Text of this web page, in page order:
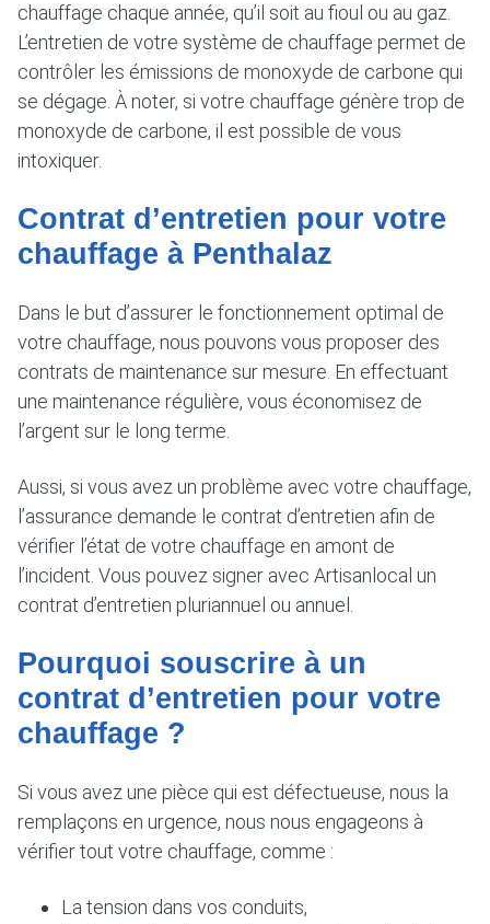
chauffage chaque année, qu’il soit au fioul ou au gaz.
L’entretien de votre système de chauffage permet de
contrôler les émissions de monoxyde de carbone qui
se dégage. À noter, si votre chauffage génère trop de
monoxyde de carbone, il est possible de vous
intoxiquer.
Contrat d’entretien pour votre
chauffage à Penthalaz
Dans le but d’assurer le fonctionnement optimal de
votre chauffage, nous pouvons vous proposer des
contrats de maintenance sur mesure. En effectuant
une maintenance régulière, vous économisez de
l’argent sur le long terme.
Aussi, si vous avez un problème avec votre chauffage,
l’assurance demande le contrat d’entretien afin de
vérifier l’état de votre chauffage en amont de
l’incident. Vous pouvez signer avec Artisanlocal un
contrat d’entretien pluriannuel ou annuel.
Pourquoi souscrire à un
contrat d’entretien pour votre
chauffage ?
Si vous avez une pièce qui est défectueuse, nous la
remplaçons en urgence, nous nous engageons à
vérifier tout votre chauffage, comme :
La tension dans vos conduits,